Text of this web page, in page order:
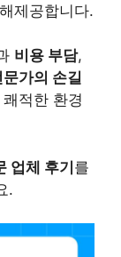
제공합니다.
비용 부담,
문가의 손길
적한 환경
업체 후기를
.